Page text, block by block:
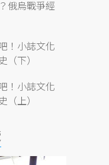
俄烏戰爭經
！小誌文化
下）
！小誌文化
上）